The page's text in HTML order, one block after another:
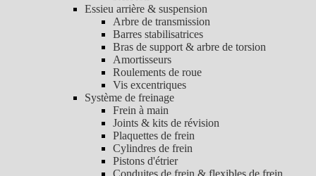
Essieu arrière & suspension
Arbre de transmission
Barres stabilisatrices
Bras de support & arbre de torsion
Amortisseurs
Roulements de roue
Vis excentriques
Système de freinage
Frein à main
Joints & kits de révision
Plaquettes de frein
Cylindres de frein
Pistons d'étrier
Conduites de frein & flexibles de frein